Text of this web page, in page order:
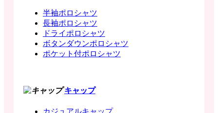
半袖ポロシャツ
長袖ポロシャツ
ドライポロシャツ
ボタンダウンポロシャツ
ポケット付ポロシャツ
キャップ
カジュアルキャップ